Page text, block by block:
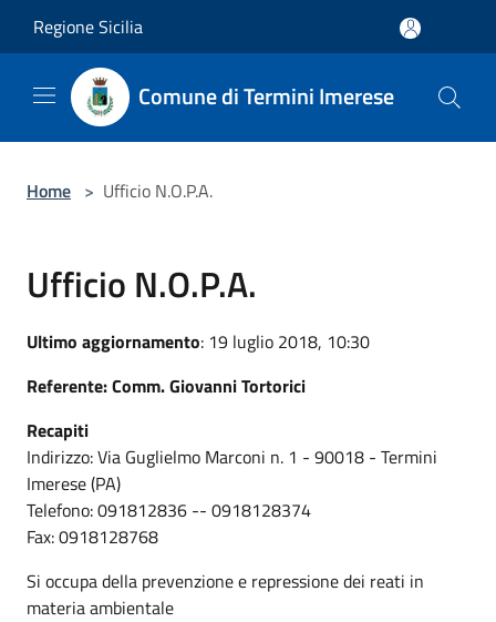
Regione Sicilia
Comune di Termini Imerese
Home > Ufficio N.O.P.A.
Ufficio N.O.P.A.
Ultimo aggiornamento: 19 luglio 2018, 10:30
Referente: Comm. Giovanni Tortorici
Recapiti
Indirizzo: Via Guglielmo Marconi n. 1 - 90018 - Termini
Imerese (PA)
Telefono: 091812836 -- 0918128374
Fax: 0918128768
Si occupa della prevenzione e repressione dei reati in
materia ambientale